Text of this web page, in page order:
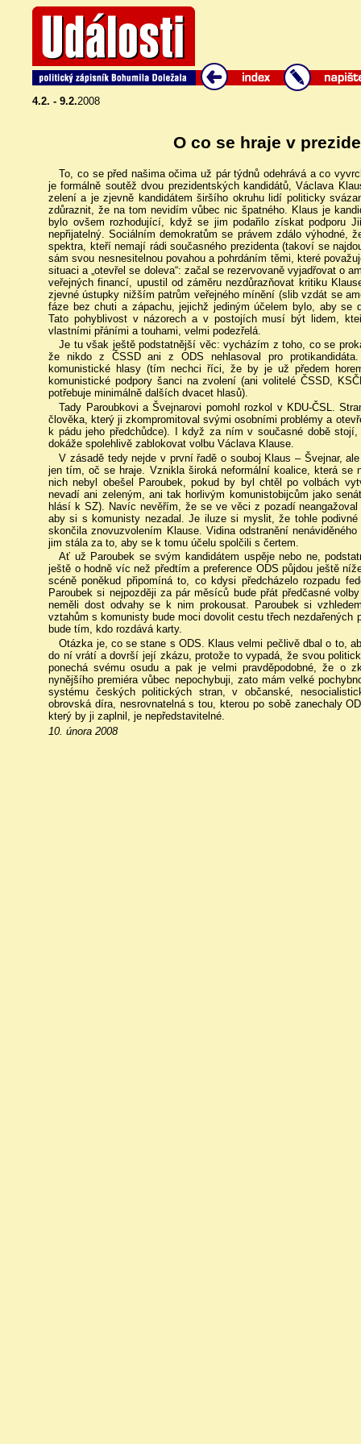
4.2. - 9.2.2008
O co se hraje v
To, co se před našima očima už pár týdnů odehrává a co
je formálně soutěž dvou prezidentských kandidátů, Václava
zelení a je zjevně kandidátem širšího okruhu lidí politicky
zdůraznit, že na tom nevidím vůbec nic špatného. Klaus je
bylo ovšem rozhodující, když se jim podařilo získat podporu
nepřijatelný. Sociálním demokratům se právem zdálo výhodné,
spektra, kteří nemají rádi současného prezidenta (takoví se
sám svou nesnesitelnou povahou a pohrdáním těmi, které
situaci a „otevřel se doleva“: začal se rezervovaně vyjadřovat o
veřejných financí, upustil od záměru nezdůrazňovat kritiku
zjevné ústupky nižším patrům veřejného mínění (slib vzdát se
fáze bez chuti a zápachu, jejichž jediným účelem bylo, aby se
Tato pohyblivost v názorech a v postojích musí být lidem,
vlastními přáními a touhami, velmi podezřelá.
Je tu však ještě podstatnější věc: vycházím z toho, co se
že nikdo z ČSSD ani z ODS nehlasoval pro
komunistické hlasy (tím nechci říci, že by je už předem
komunistické podpory šanci na zvolení (ani volitelé ČSSD,
potřebuje minimálně dalších dvacet hlasů).
Tady Paroubkovi a Švejnarovi pomohl rozkol v KDU-ČSL.
člověka, který ji zkompromitoval svými osobními problémy a
k pádu jeho předchůdce). I když za ním v současné době
dokáže spolehlivě zablokovat volbu Václava Klause.
V zásadě tedy nejde v první řadě o souboj Klaus – Švejnar,
jen tím, oč se hraje. Vznikla široká neformální koalice, která se
nich nebyl obešel Paroubek, pokud by byl chtěl po volbách
nevadí ani zeleným, ani tak horlivým komunistobijcům jako
hlásí k SZ). Navíc nevěřím, že se ve věci z pozadí
aby si s komunisty nezadal. Je iluze si myslit, že tohle
skončila znovuzvolením Klause. Vidina odstranění
jim stála za to, aby se k tomu účelu spolčili s čertem.
Ať už Paroubek se svým kandidátem uspěje nebo ne,
ještě o hodně víc než předtím a preference ODS půjdou ještě
scéně poněkud připomíná to, co kdysi předcházelo rozpadu
Paroubek si nejpozději za pár měsíců bude přát předčasné
neměli dost odvahy se k nim prokousat. Paroubek si
vztahům s komunisty bude moci dovolit cestu třech
bude tím, kdo rozdává karty.
Otázka je, co se stane s ODS. Klaus velmi pečlivě dbal o to,
do ní vrátí a dovrší její zkázu, protože to vypadá, že svou
ponechá svému osudu a pak je velmi pravděpodobné, že o
nynějšího premiéra vůbec nepochybuji, zato mám velké
systému českých politických stran, v občanské,
obrovská díra, nesrovnatelná s tou, kterou po sobě zanechaly
který by ji zaplnil, je nepředstavitelné.
10. února 2008